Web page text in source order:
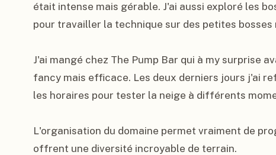
était intense mais gérable. J'ai aussi exploré les
pour travailler la technique sur des petites bosses
J'ai mangé chez The Pump Bar qui à my surprise
fancy mais efficace. Les deux derniers jours j'ai
les horaires pour tester la neige à différents
L'organisation du domaine permet vraiment de
offrent une diversité incroyable de terrain.